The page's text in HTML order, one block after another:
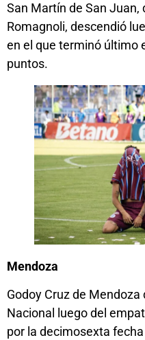
San Martín de San Juan,
Romagnoli, descendió
en el que terminó último
puntos.
Mendoza
Godoy Cruz de
Nacional luego del
por la decimosexta